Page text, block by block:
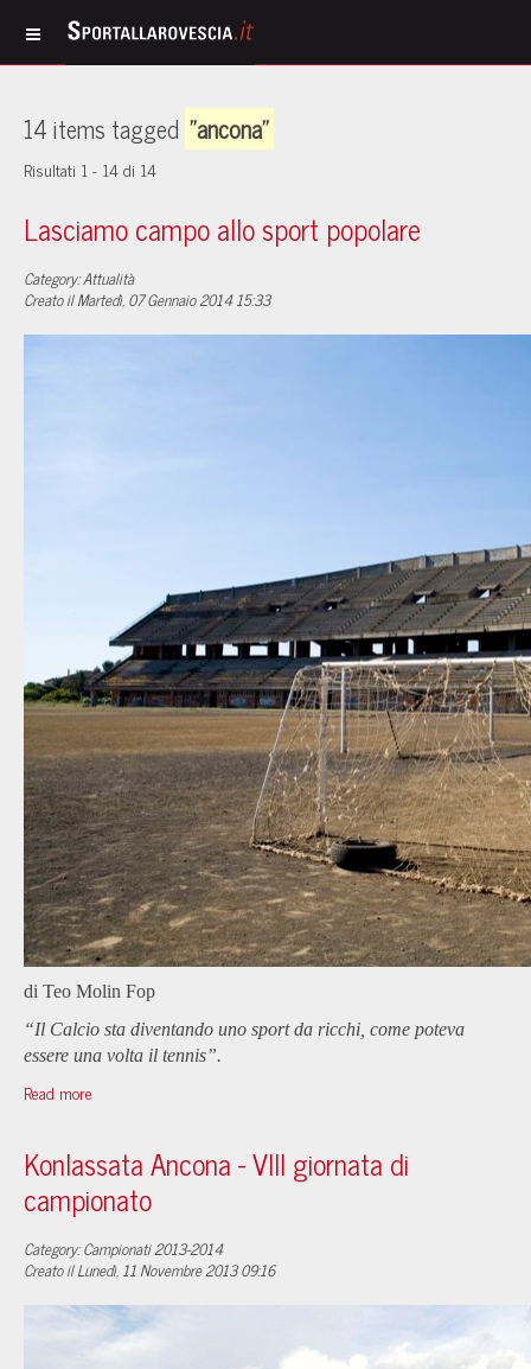
14 items tagged "ancona"
Risultati 1 - 14 di 14
Lasciamo campo allo sport popolare
Category: Attualità
Creato il Martedì, 07 Gennaio 2014 15:33
di Teo Molin Fop
“Il Calcio sta diventando uno sport da ricchi, come poteva
essere una volta il tennis”.
Read more
Konlassata Ancona - VIII giornata di
campionato
Category: Campionati 2013-2014
Creato il Lunedì, 11 Novembre 2013 09:16